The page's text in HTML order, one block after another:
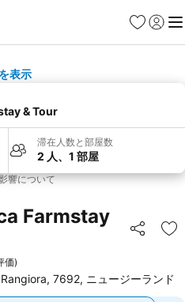
お気に入り
ログイ
メ
表示
& Tour
滞在人数と部屋数
2 人、1 部屋
響について
Farmstay
シェア お
価)
7692, ニュージーランド